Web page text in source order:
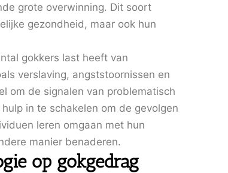
grote overwinning. Dit soort
gezondheid, maar ook hun
gokkers last heeft van
verslaving, angststoornissen en
om de signalen van problematisch
in te schakelen om de gevolgen
leren omgaan met hun
manier benaderen.
op gokgedrag